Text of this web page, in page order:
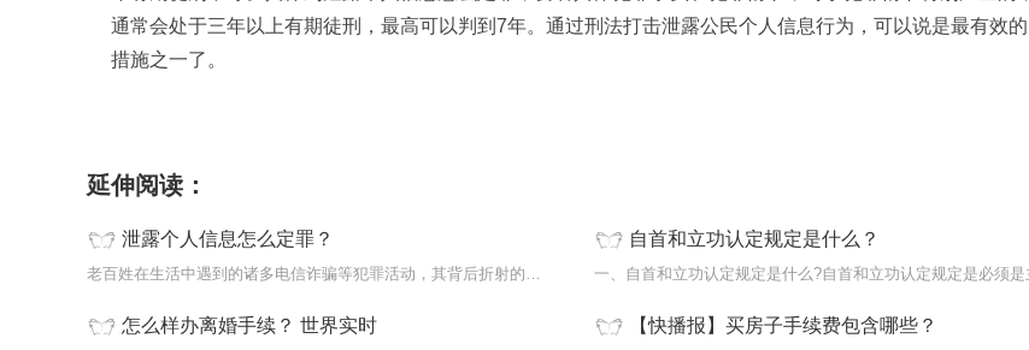
通常会处于三年以上有期徒刑，最高可以判到7年。通过刑法打击泄露公民个人信息行为，可以说是最有效的
措施之一了。
延伸阅读：
泄露个人信息怎么定罪？
老百姓在生活中遇到的诸多电信诈骗等犯罪活动，其背后折射的就是公民个
自首和立功认定规定是什么？
怎么样办离婚手续？ 世界实时 【快播报】买房子手续费包含哪些？